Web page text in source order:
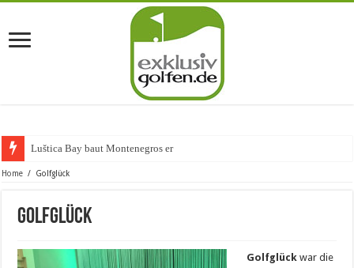
Luštica Bay baut Montenegros erste Gol
Home / Golfglück
Golfglück
Golfglück war die